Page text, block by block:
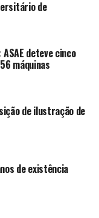
de
deteve cinco
máquinas
de ilustração de
de existência